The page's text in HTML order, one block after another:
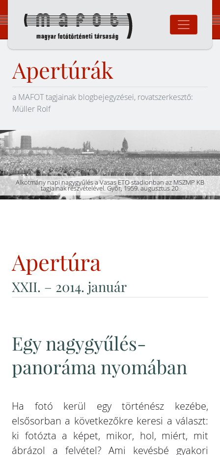
a
tartalomhoz
Magyar
Apertúrák
a MAFOT tagjainak blogbejegyzései, rovatszerkesztő:
Müller Rolf
Alkotmány napi nagygyűlés a Vasas ETO stadionban az MSZMP KB
tagjainak részvételével. Győr, 1959. augusztus 20.
Apertúra
XXII. – 2014. január
Egy nagygyűlés-
panoráma nyomában
Ha fotó kerül egy történész kezébe,
elsősorban a következőkre keresi a választ:
ki fotózta a képet, mikor, hol, miért, mit
ábrázol a felvétel? Ami kevésbé gyakori